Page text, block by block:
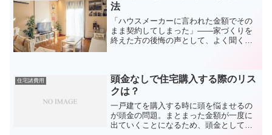
法
「ハウスメーカーに言われた金額でその
まま契約してしまった」——家づくりを
終えた方の後悔の声として、よく聞く言
相当します。...
住宅諸費用
頭金なしで住宅購入する際のリス
クは？
一戸建てを購入する時に頭を悩ませるの
が頭金の問題。まとまった金額が一度に
出ていくことになるため、頭金としてど